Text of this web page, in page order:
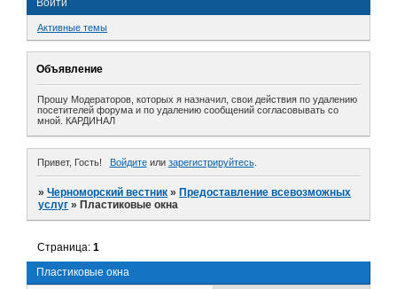
Активные темы
Объявление
Прошу Модераторов, которых я назначил, свои действия по удалению
посетителей форума и по удалению сообщений согласовывать со
мной. КАРДИНАЛ
Привет, Гость! Войдитеили зарегистрируйтесь.
»Черноморский вестник » Предоставление всевозможных
услуг » Пластиковые окна
Пластиковые окна
Страница:1